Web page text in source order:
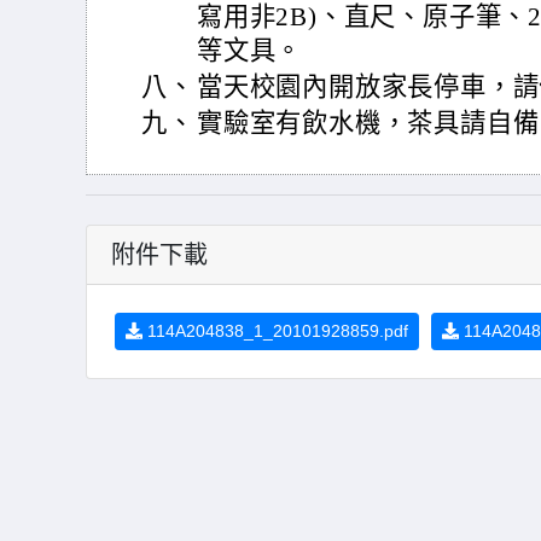
寫用非2B)、直尺、原子筆
等文具。
八、 當天校園內開放家長停車，
九、 實驗室有飲水機，茶具請自
附件下載
114A204838_1_20101928859.pdf